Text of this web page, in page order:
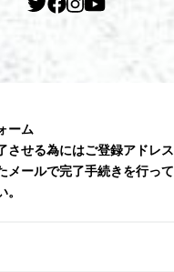
ーム
させる為にはご登録アドレス
メールで完了手続きを行って
。